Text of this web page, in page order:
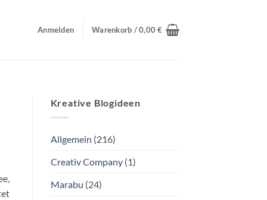
Anmelden Warenkorb /0,00€
Kreative Blogideen
Allgemein (216)
Creativ Company(1)
Marabu (24)